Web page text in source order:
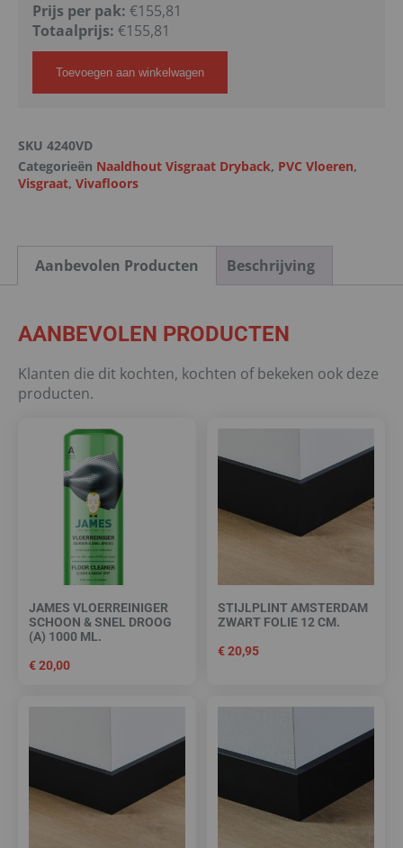
Prijs per pak: €155,81
Totaalprijs: €155,81
Toevoegen aan winkelwagen
SKU 4240VD
Categorieën Naaldhout Visgraat Dryback, PVC Vloeren,
Visgraat, Vivafloors
Aanbevolen Producten Beschrijving
AANBEVOLEN PRODUCTEN
Klanten die dit kochten, kochten of bekeken ook deze
producten.
JAMES VLOERREINIGER
SCHOON & SNEL DROOG
(A) 1000 ML.
€20,00
STIJLPLINT AMSTERDAM
ZWART FOLIE 12 CM.
€20,95